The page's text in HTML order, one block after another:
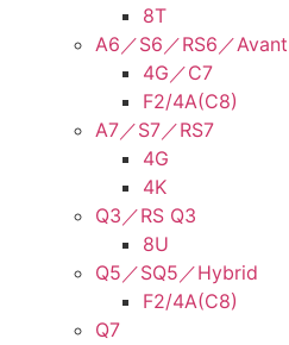
8T
A6／S6／RS6／
4G／C7
F2/4A(C8)
A7／S7／RS7
4G
4K
Q3／RS Q3
8U
Q5／SQ5／Hybrid
F2/4A(C8)
Q7